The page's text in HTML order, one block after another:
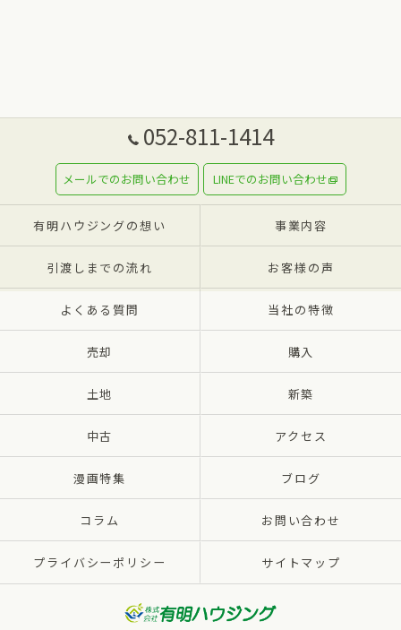
052-811-1414
メールでのお問い合わせ LINEでのお問い合わせ
有明ハウジングの想い 事業内容
引渡しまでの流れ お客様の声
よくある質問 当社の特徴
売却 購入
土地 新築
中古 アクセス
漫画特集 ブログ
コラム お問い合わせ
プライバシーポリシー サイトマップ